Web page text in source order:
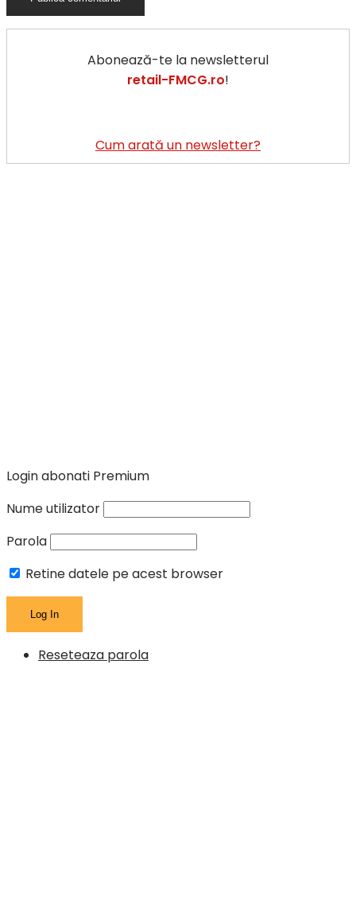
Abonează-te la newsletterul
retail-FMCG.ro!
Cum arată un newsletter?
Login abonati Premium
Nume utilizator
Parola
Retine datele pe acest browser
Reseteaza parola